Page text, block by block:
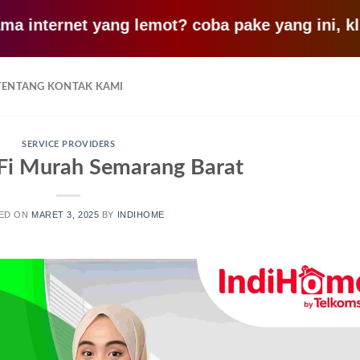
yang lemot? coba pake yang ini, klik
KONTAK KAMI
SERVICE PROVIDERS
Murah Semarang Barat
ON MARET 3, 2025 BY INDIHOME